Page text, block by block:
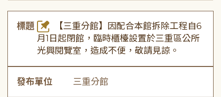
標題
【三重分館】因配合本館拆除工程自6
月1日起閉館，臨時櫃檯設置於三重區公所
光興閱覽室，造成不便，敬請見諒。
發布單位 三重分館